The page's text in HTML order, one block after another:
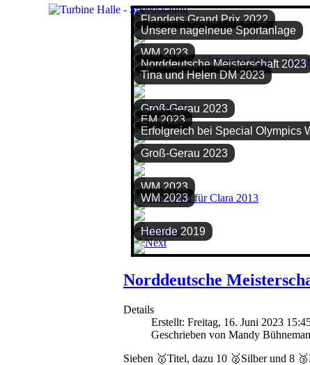
Flanders Grand Prix 2022
Unsere nagelneue Sportanlage
WM 2023
Norddeutsche Meisterschaft 2023
Tina und Helen DM 2023
Groß-Gerau 2023
EM 2023
Erfolgreich bei Special Olympics
Groß-Gerau 2023
WM 2023
WM 2023
Heerde 2019
Norddeutsche
Details
Erstellt: Freitag, 16. Juni 2023
Geschrieben von Mandy
Sieben 🥇Titel, dazu 10 🥈Silber und 8